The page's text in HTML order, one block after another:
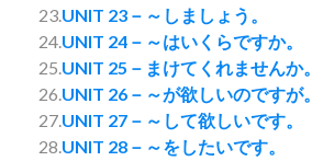
23.UNIT 23－～しましょう。
24.UNIT 24－～はいくらですか。
25.UNIT 25－まけてくれませんか。
26.UNIT 26－～が欲しいのですが。
27.UNIT 27－～して欲しいです。
28.UNIT 28－～をしたいです。